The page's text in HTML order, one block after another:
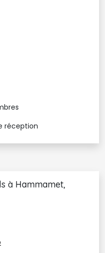
:
Toboggan
les enfants
réception
à Hammamet,